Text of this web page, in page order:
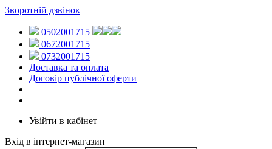
Зворотній дзвінок
0502001715
0672001715
0732001715
Доставка та оплата
Договір публічної оферти
Увійти в кабінет
Вхід в інтернет-магазин